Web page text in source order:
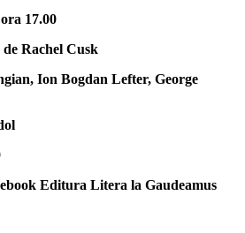
17.00
de Rachel Cusk
Ion Bogdan Lefter, George
Editura Litera la Gaudeamus